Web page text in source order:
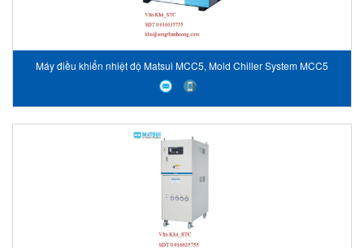
Máy điều khiển nhiệt độ Matsui MCC5, Mold Chiller System MCC5